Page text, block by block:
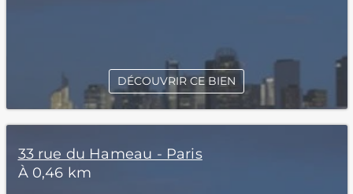
DÉCOUVRIR CE BIEN
33 rue du Hameau - Paris
À 0,46 km